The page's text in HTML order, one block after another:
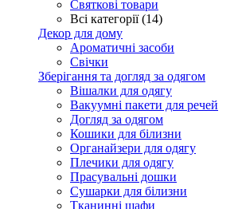
Святкові товари
Всі категорії (14)
Декор для дому
Ароматичні засоби
Свічки
Зберігання та догляд за одягом
Вішалки для одягу
Вакуумні пакети для речей
Догляд за одягом
Кошики для білизни
Органайзери для одягу
Плечики для одягу
Прасувальні дошки
Сушарки для білизни
Тканинні шафи